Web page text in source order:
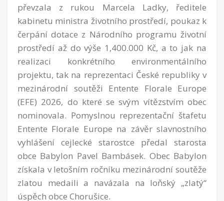
převzala z rukou Marcela Ladky, ředitele
kabinetu ministra životního prostředí, poukaz k
čerpání dotace z Národního programu životní
prostředí až do výše 1,400.000 Kč, a to jak na
realizaci konkrétního environmentálního
projektu, tak na reprezentaci České republiky v
mezinárodní soutěži Entente Florale Europe
(EFE) 2026, do které se svým vítězstvím obec
nominovala. Pomyslnou reprezentační štafetu
Entente Florale Europe na závěr slavnostního
vyhlášení cejlecké starostce předal starosta
obce Babylon Pavel Bambásek. Obec Babylon
získala v letošním ročníku mezinárodní soutěže
zlatou medaili a navázala na loňský „zlatý“
úspěch obce Chorušice.